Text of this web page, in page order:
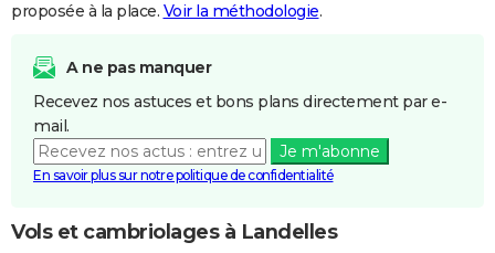
proposée à la place. Voir la méthodologie.
A ne pas manquer
Recevez nos astuces et bons plans directement par e-
mail.
Je m'abonne
En savoir plus sur notre politique de confidentialité
Vols et cambriolages à Landelles